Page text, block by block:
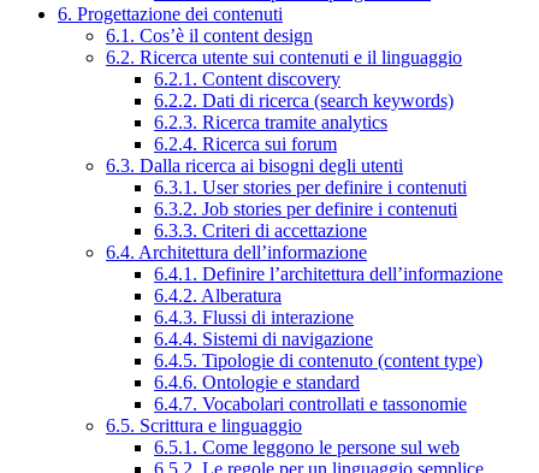
6. Progettazione dei contenuti
6.1. Cos’è il content design
6.2. Ricerca utente sui contenuti e il linguaggio
6.2.1. Content discovery
6.2.2. Dati di ricerca (search keywords)
6.2.3. Ricerca tramite analytics
6.2.4. Ricerca sui forum
6.3. Dalla ricerca ai bisogni degli utenti
6.3.1. User stories per definire i contenuti
6.3.2. Job stories per definire i contenuti
6.3.3. Criteri di accettazione
6.4. Architettura dell’informazione
6.4.1. Definire l’architettura dell’informazione
6.4.2. Alberatura
6.4.3. Flussi di interazione
6.4.4. Sistemi di navigazione
6.4.5. Tipologie di contenuto (content type)
6.4.6. Ontologie e standard
6.4.7. Vocabolari controllati e tassonomie
6.5. Scrittura e linguaggio
6.5.1. Come leggono le persone sul web
6.5.2. Le regole per un linguaggio semplice